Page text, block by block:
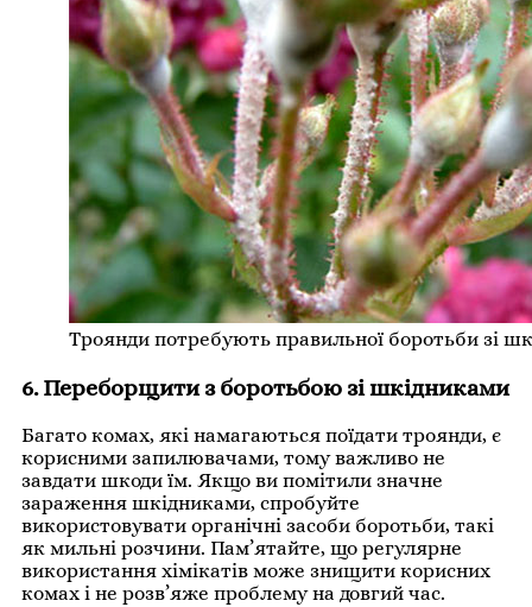
Троянди потребують правильної боротьби зі
6. Переборщити з боротьбою зі шкідниками
Багато комах, які намагаються поїдати троянди, є
корисними запилювачами, тому важливо не
завдати шкоди їм. Якщо ви помітили значне
зараження шкідниками, спробуйте
використовувати органічні засоби боротьби, такі
як мильні розчини. Пам’ятайте, що регулярне
використання хімікатів може знищити корисних
комах і не розв’яже проблему на довгий час.